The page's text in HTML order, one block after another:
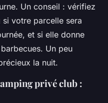
Un conseil : vérifiez
votre parcelle sera
et si elle donne
Un peu
la nuit.
privé club :